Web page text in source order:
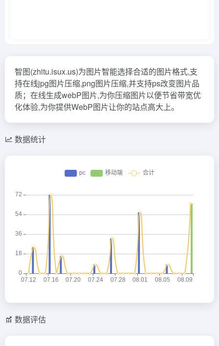
智图(zhitu.isux.us)为图片智能选择合适的图片格式,支
持在线jpg图片压缩,png图片压缩,并支持ps改变图片品
质；在线生成webP图片,为你压缩图片以便节省带宽优
化体验,为你提供WebP图片让你的站点高大上。
数据统计
数据评估